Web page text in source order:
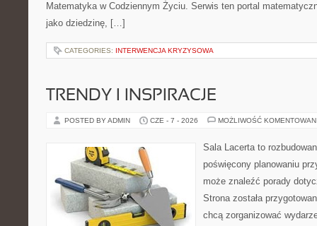
Matematyka w Codziennym Życiu. Serwis ten portal
jako dziedzinę, […]
CATEGORIES: INTERWENCJA KRYZYSOWA
TRENDY I INSPIRACJE
POSTED BY ADMIN CZE - 7 - 2026 MOŻLIWOŚĆ
Sala Lacerta to
poświęcony planowaniu
może znaleźć porady
Strona została
chcą zorganizować